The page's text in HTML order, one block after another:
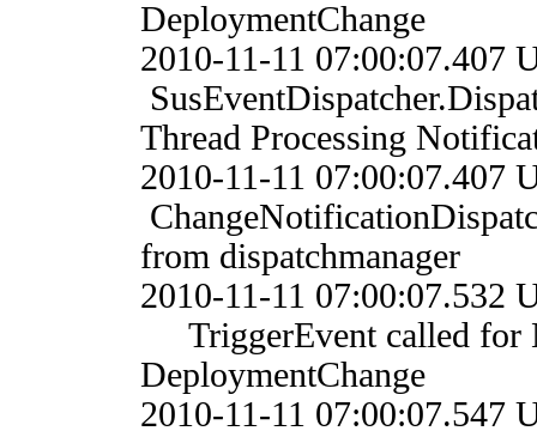
DeploymentChange
2010-11-11
Thread Processing
2010-11-11
from dispatchmanager
2010-11-11
TriggerEvent called for
DeploymentChange
2010-11-11